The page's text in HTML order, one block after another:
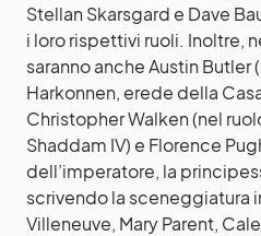
Stellan Skarsgard e Dave
i loro rispettivi ruoli. Inoltre,
saranno anche Austin
Harkonnen, erede della
Christopher Walken (nel
Shaddam IV) e Florence
dell’imperatore, la
scrivendo la sceneggiatura
Villeneuve, Mary Parent,